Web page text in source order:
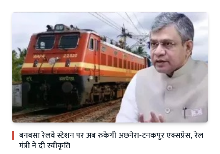
बनबसा रेलवे स्टेशन पर अब रुकेगी अछनेरा-टनकपुर एक्सप्रेस, रेल
मंत्री ने दी स्वीकृति